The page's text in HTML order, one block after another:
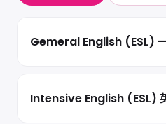
Gemeral English (ESL)
Intensive English (ESL)